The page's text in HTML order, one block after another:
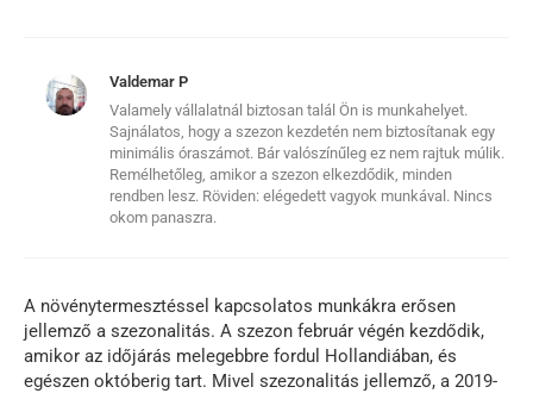
Valdemar P
Valamely vállalatnál biztosan talál Ön is munkahelyet.
Sajnálatos, hogy a szezon kezdetén nem biztosítanak egy
minimális óraszámot. Bár valószínűleg ez nem rajtuk múlik.
Remélhetőleg, amikor a szezon elkezdődik, minden
rendben lesz. Röviden: elégedett vagyok munkával. Nincs
okom panaszra.
A növénytermesztéssel kapcsolatos munkákra erősen
jellemző a szezonalitás. A szezon február végén kezdődik,
amikor az időjárás melegebbre fordul Hollandiában, és
egészen októberig tart. Mivel szezonalitás jellemző, a 2019-